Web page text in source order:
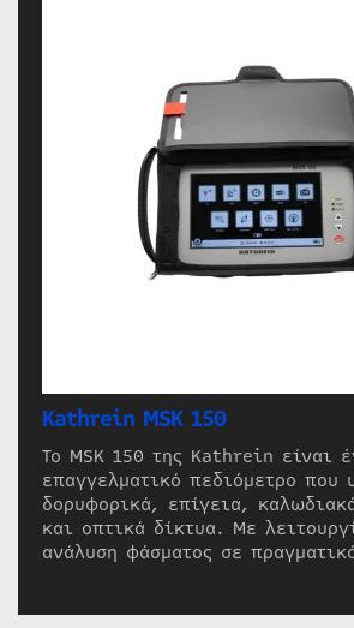
Kathrein MSK 150
Το MSK 150 της Kathrein είναι
επαγγελματικό πεδιόμετρο που
δορυφορικά, επίγεια,
και οπτικά δίκτυα. Με
ανάλυση φάσματος σε